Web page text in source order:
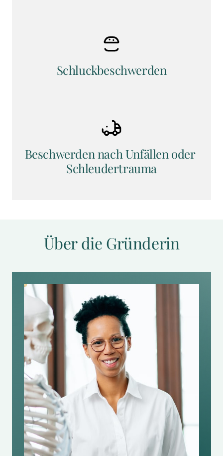
Schluckbeschwerden
Beschwerden nach Unfällen oder
Schleudertrauma
Über die Gründerin